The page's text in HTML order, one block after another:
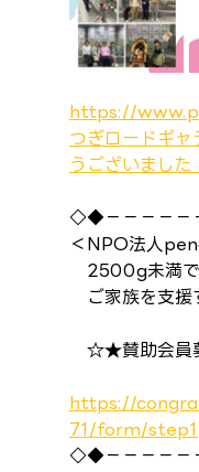
https://
つぎロードギ
うございました
◇◆－－－－－
＜NPO法人
2500g未満で
ご家族を支援
☆★賛助会員
https://
71/form/step1
◇◆－－－－－